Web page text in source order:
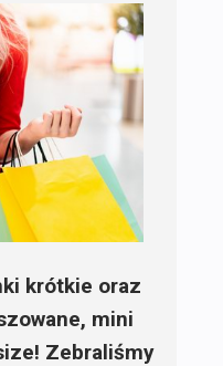
krótkie oraz
mini
Zebraliśmy